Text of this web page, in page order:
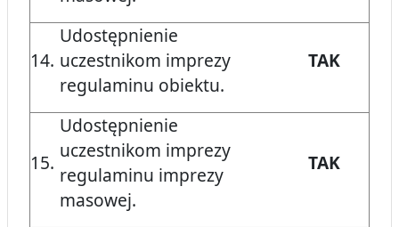
14.
Udostępnienie
uczestnikom imprezy
regulaminu obiektu.
TAK
15.
Udostępnienie
uczestnikom imprezy
regulaminu imprezy
masowej.
TAK